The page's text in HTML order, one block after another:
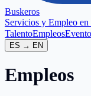
Buskeros
Servicios y Empleo
TalentoEmpleos
ES → EN
Empleos